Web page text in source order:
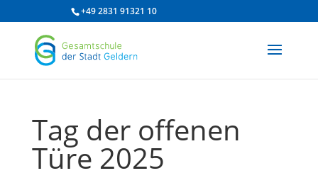
+49 2831 91321 10
Tag der offenen
Türe 2025